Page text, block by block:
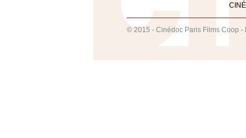
© 2015 - Cinédoc Paris Films Coop -